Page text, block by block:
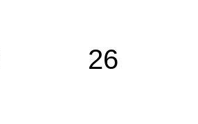
26